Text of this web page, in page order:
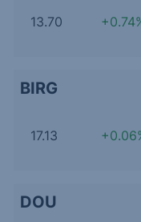
13.70
BIRG
17.13
DOU